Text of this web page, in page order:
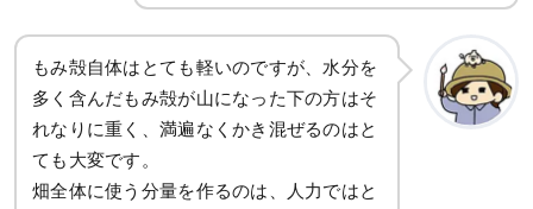
もみ殻自体はとても軽いのですが、水分を
多く含んだもみ殻が山になった下の方はそ
れなりに重く、満遍なくかき混ぜるのはと
ても大変です。
畑全体に使う分量を作るのは、人力ではと